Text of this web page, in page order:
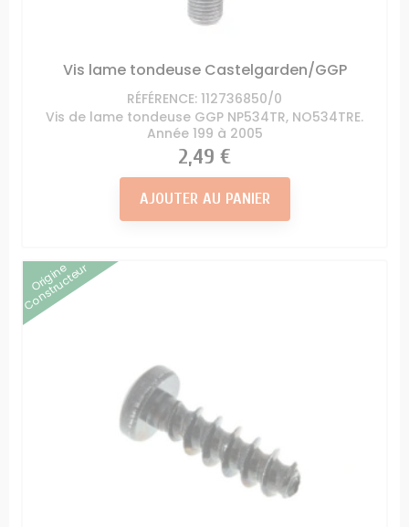
Vis lame tondeuse Castelgarden/GGP
RÉFÉRENCE: 112736850/0
Vis de lame tondeuse GGP NP534TR, NO534TRE.
Année 199 à 2005
Prix
2,49 €
AJOUTER AU PANIER
Origine
Constructeur